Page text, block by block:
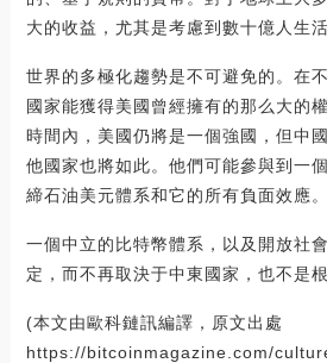
大的收益，尤其是考慮到數十億人生
世界的多極化趨勢是不可避免的。在
國家能獲得美國曾經擁有的那么大的
時間內，美國仍將是一個強國，但中
他國家也將如此。他們可能參與到一
締石油美元體系和它的所有負面效應。
一個中立的比特幣體系，以及開放社
定，而不再取決于中東國家，也不是
(本文由歐科鏈訊編譯，原文出處
https://bitcoinmagazine.com/